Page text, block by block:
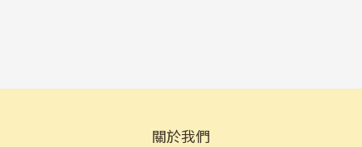
關於我們